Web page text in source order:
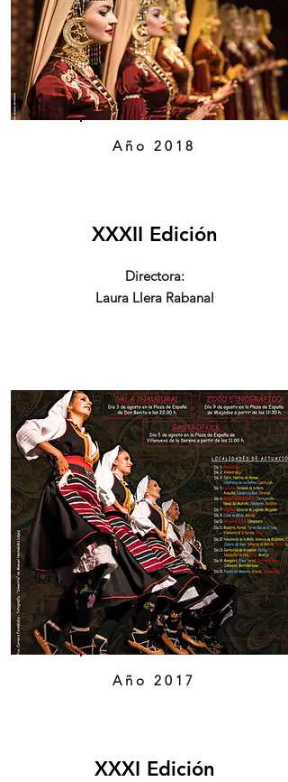
Año 2018
XXXII Edición
Directora:
Laura Llera Rabanal
Año 2017
XXXI Edición